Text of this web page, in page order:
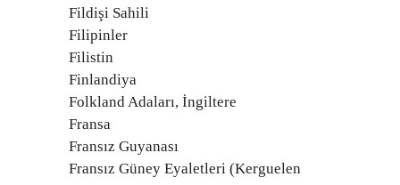
Fildişi Sahili
Filipinler
Filistin
Finlandiya
Folkland Adaları, İngiltere
Fransa
Fransız Guyanası
Fransız Güney Eyaletleri (Kerguelen